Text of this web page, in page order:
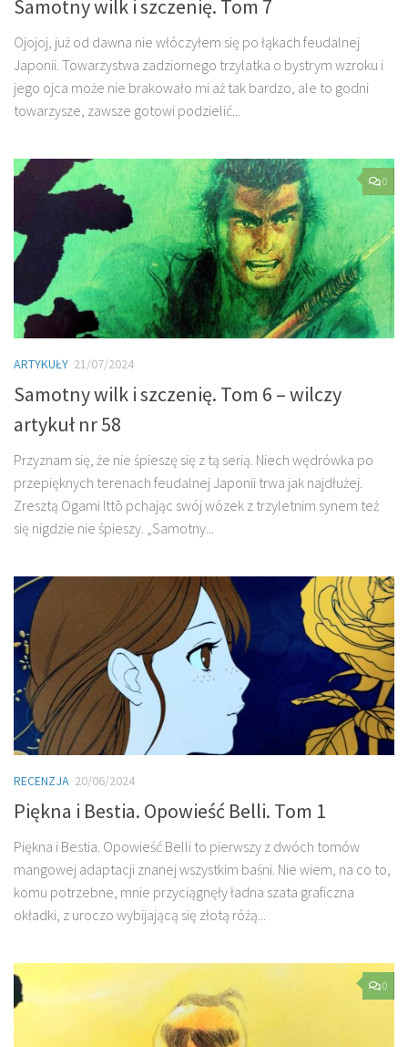
Samotny wilk i szczenię. Tom 7
Ojojoj, już od dawna nie włóczyłem się po łąkach feudalnej
Japonii. Towarzystwa zadziornego trzylatka o bystrym wzroku i
jego ojca może nie brakowało mi aż tak bardzo, ale to godni
towarzysze, zawsze gotowi podzielić...
0
ARTYKUŁY 21/07/2024
Samotny wilk i szczenię. Tom 6 – wilczy
artykuł nr 58
Przyznam się, że nie śpieszę się z tą serią. Niech wędrówka po
przepięknych terenach feudalnej Japonii trwa jak najdłużej.
Zresztą Ogami Ittō pchając swój wózek z trzyletnim synem też
się nigdzie nie śpieszy. „Samotny...
RECENZJA 20/06/2024
Piękna i Bestia. Opowieść Belli. Tom 1
Piękna i Bestia. Opowieść Belli to pierwszy z dwóch tomów
mangowej adaptacji znanej wszystkim baśni. Nie wiem, na co to,
komu potrzebne, mnie przyciągnęły ładna szata graficzna
okładki, z uroczo wybijającą się złotą różą...
0